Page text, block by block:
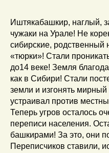
Иштякабашкир, наглый,
чужаки на Урале! Не
сибирские,
«тюрки»! Стали
до14 веке! Земля
как в Сибири! Стали
земли и изгонять
устраивал против
Теперь угров осталось
переписи населения.
башкирами! За это, они
Переписчиков ставили,